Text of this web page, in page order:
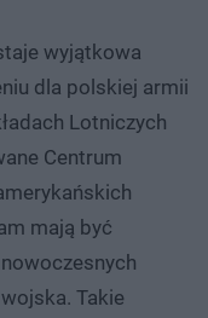
wyjątkowa
dla polskiej armii
Lotniczych
Centrum
mają być
Takie